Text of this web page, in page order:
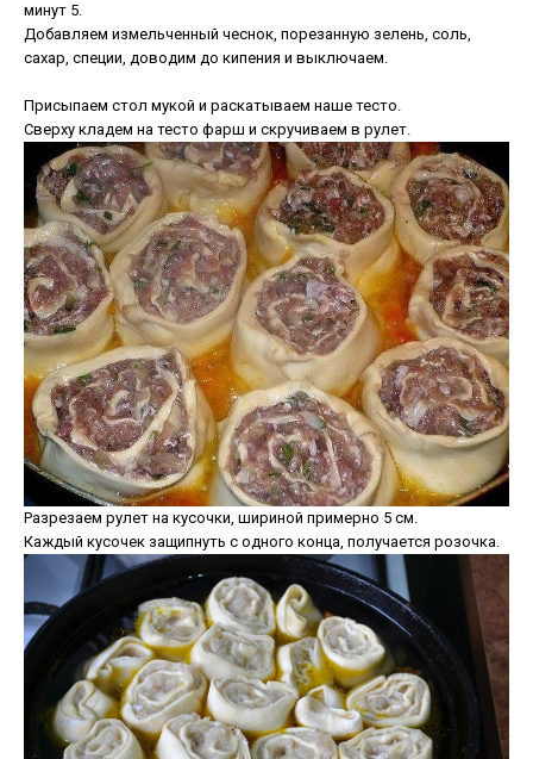
минут 5.
Добавляем измельченный чеснок, порезанную зелень, соль,
сахар, специи, доводим до кипения и выключаем.
Присыпаем стол мукой и раскатываем наше тесто.
Сверху кладем на тесто фарш и скручиваем в рулет.
Разрезаем рулет на кусочки, шириной примерно 5 см.
Каждый кусочек защипнуть с одного конца, получается розочка.